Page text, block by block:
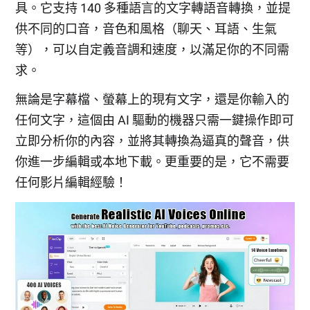
具。它支持 140 多種語言的文字轉語音轉換，並提
供不同的口音，音色和風格（聊天、耳語、生氣
等），可以自定義音調和速度，以滿足你的不同需
求。
無論是字幕檔、螢幕上的現有文字，還是你輸入的
任何文字，這個由 AI 驅動的機器只需一鍵操作即可
立即分析你的內容，並將其轉換為逼真的聲音，供
你進一步編輯或本地下載。更重要的是，它不需要
任何影片編輯經驗！